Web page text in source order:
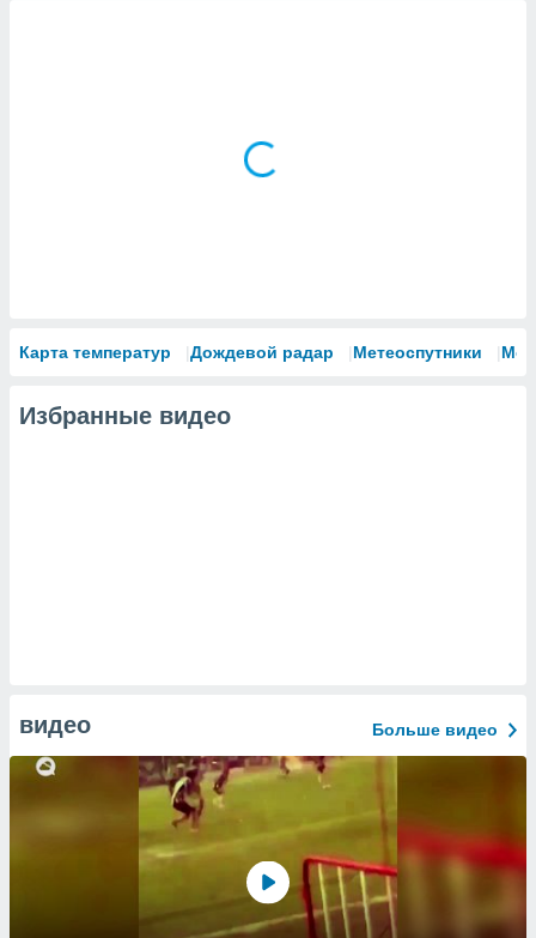
Карта температур Дождевой радар Метеоспутники
Избранные видео
видео Больше видео